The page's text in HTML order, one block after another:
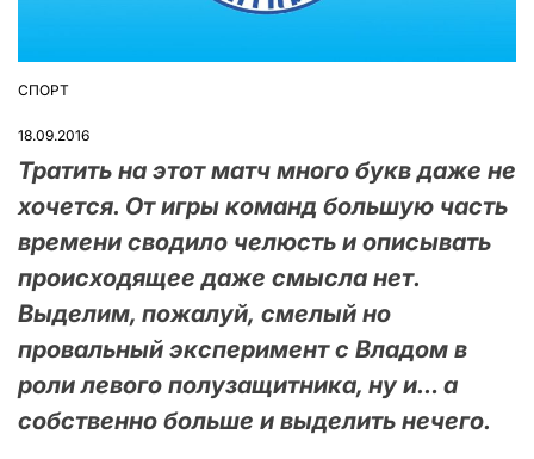
ОПУБЛІКУВАТИ
СПОРТ
18.09.2016
Тратить на этот матч много букв даже не
хочется. От игры команд большую часть
времени сводило челюсть и описывать
происходящее даже смысла нет.
Выделим, пожалуй, смелый но
провальный эксперимент с Владом в
роли левого полузащитника, ну и… а
собственно больше и выделить нечего.